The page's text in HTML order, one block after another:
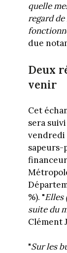
quelle
regard
due
Deux
venir
Cet
sera
vendredi
%). "Elles
suite du
Clément
"Sur les